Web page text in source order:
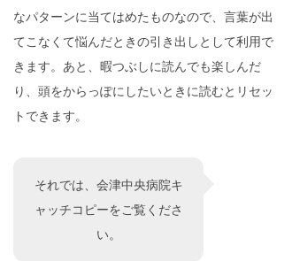
なパターンに当てはめたものなので、言葉が出
てこなくて悩んだときの引き出しとして利用で
きます。あと、暇つぶしに読んでも楽しんだ
り、頭をからっぽにしたいときに読むとリセッ
トできます。
それでは、会津中央病院キ
ャッチコピーをご覧くださ
い。